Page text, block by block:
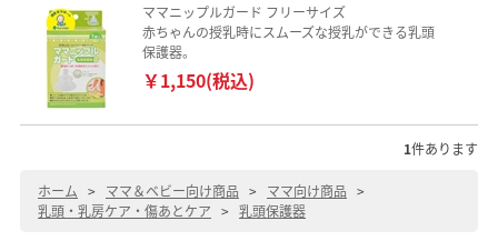
ママニップルガード フリーサイズ
赤ちゃんの授乳時にスムーズな授乳ができる乳頭
保護器。
￥1,150(税込)
1件あります
ホーム > ママ＆ベビー向け商品 > ママ向け商品 >
乳頭・乳房ケア・傷あとケア > 乳頭保護器